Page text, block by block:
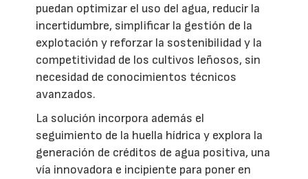
puedan optimizar el uso del agua, reducir la
incertidumbre, simplificar la gestión de la
explotación y reforzar la sostenibilidad y la
competitividad de los cultivos leñosos, sin
necesidad de conocimientos técnicos
avanzados.
La solución incorpora además el
seguimiento de la huella hídrica y explora la
generación de créditos de agua positiva, una
vía innovadora e incipiente para poner en